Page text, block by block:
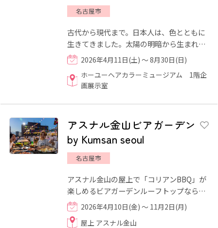
名古屋市
古代から現代まで。日本人は、色とともに
生きてきました。太陽の明暗から生まれた
色。 自然を映し、身分を語り、制限の中で
磨かれ、世界と出会い...
2026年4月11日(土) ～ 8月30日(日)
ホーユーヘアカラーミュージアム 1階企
画展示室
アスナル金山ビアガーデン
by Kumsan seoul
名古屋市
アスナル金山の屋上で「コリアンBBQ」が
楽しめるビアガーデンルーフトップならで
はの圧倒的な開放感！夕焼けから月夜へと
移りゆく空を眺めながら、...
2026年4月10日(金) ～ 11月2日(月)
屋上 アスナル金山